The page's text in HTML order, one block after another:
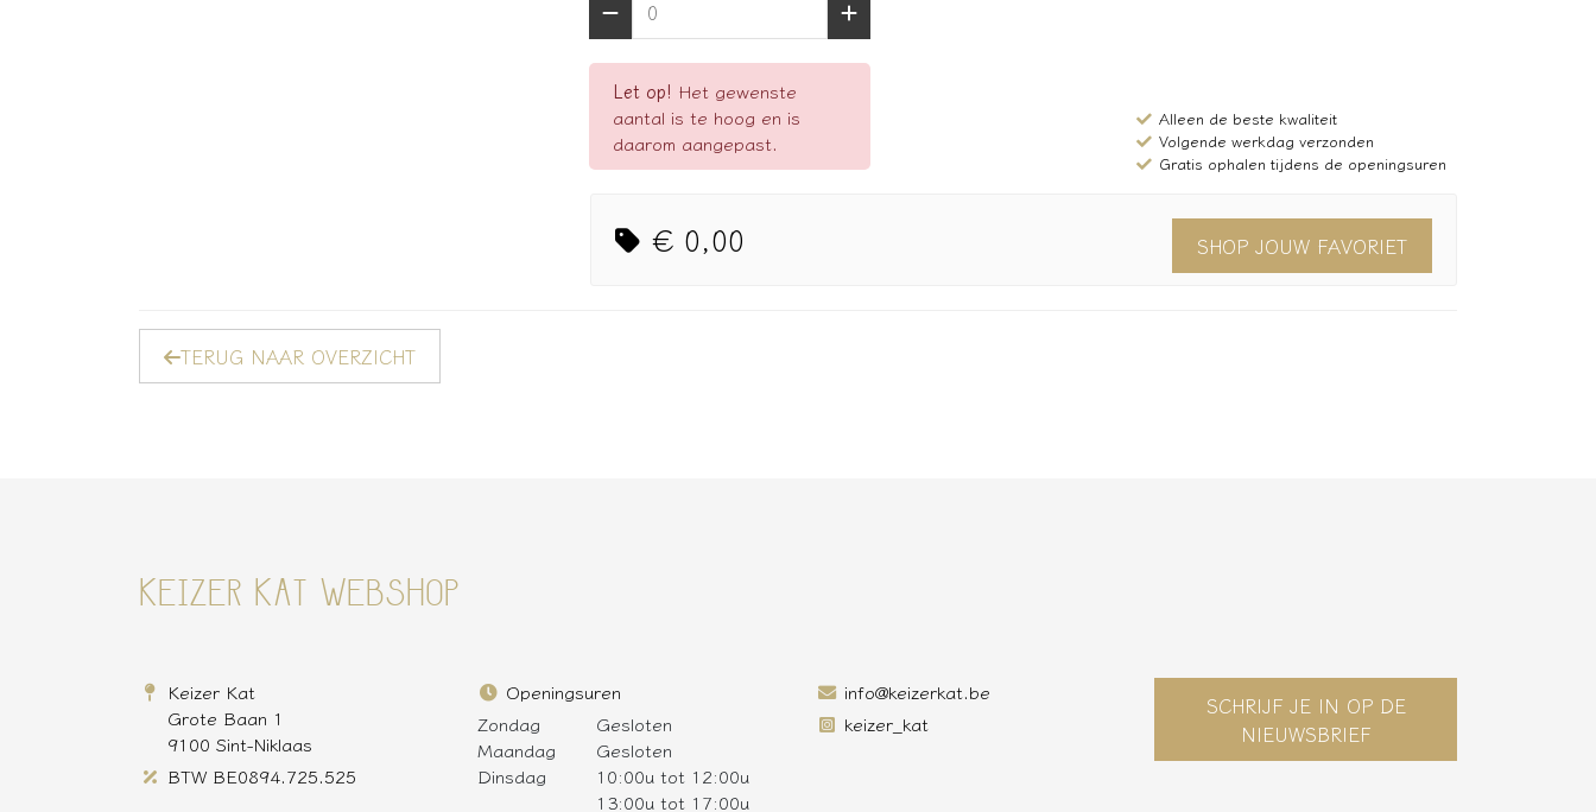
Let op! Het gewenste
aantal is te hoog en is
daarom aangepast.
Alleen de beste kwaliteit
Volgende werkdag verzonden
Gratis ophalen tijdens de openingsuren
€ 0,00 SHOP JOUW FAVORIET
TERUG NAAR OVERZICHT
KEIZER KAT WEBSHOP
Keizer Kat
Grote Baan 1
9100 Sint-Niklaas
BTW BE0894.725.525
Openingsuren
Zondag
Gesloten
Maandag
Gesloten
Dinsdag
10:00u tot 12:00u
13:00u tot 17:00u
info@keizerkat.be
keizer_kat
SCHRIJF JE IN OP DE
NIEUWSBRIEF